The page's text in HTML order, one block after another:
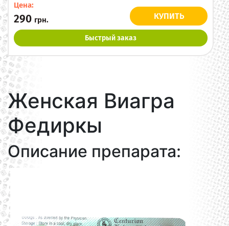
Цена:
290 грн. КУПИТЬ
Быстрый заказ
Женская Виагра
Федиркы
Описание препарата: